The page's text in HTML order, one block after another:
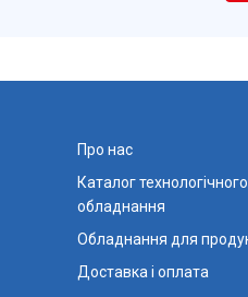
Про нас
Каталог технологічного
обладнання
Обладнання для
Доставка і оплата